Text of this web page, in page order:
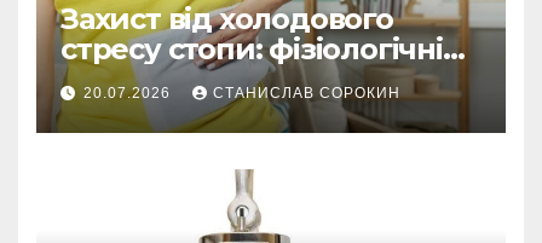
Захист від холодового
стресу стопи: фізіологічні
причини, чому звичайні
шкарпетки не рятують без
хімічних устілок
20.07.2026 СТАНИСЛАВ СОРОКИН